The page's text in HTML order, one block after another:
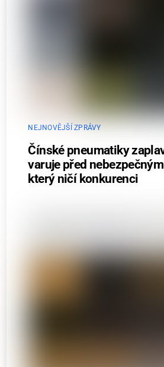
NEJNOVĚJŠÍ ZPRÁVY
Čínské pneumatiky
varuje před
který ničí konkurenci